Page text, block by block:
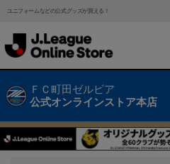
ユニフォームなどの公式グッズが買える！
ＦＣ町田ゼルビア
公式オンラインストア本店